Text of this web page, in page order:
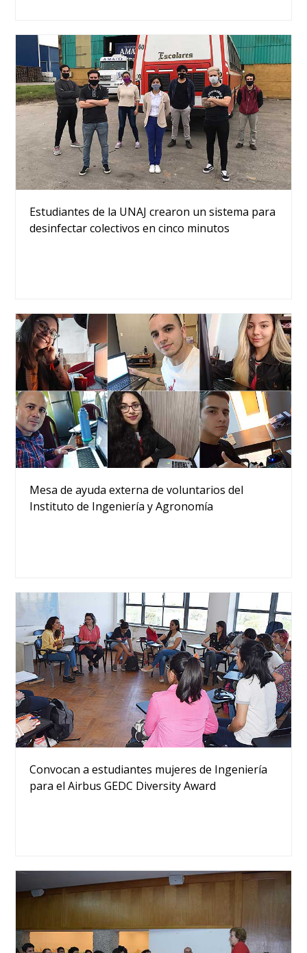
Estudiantes de la UNAJ crearon un sistema para
desinfectar colectivos en cinco minutos
Mesa de ayuda externa de voluntarios del
Instituto de Ingeniería y Agronomía
Convocan a estudiantes mujeres de Ingeniería
para el Airbus GEDC Diversity Award